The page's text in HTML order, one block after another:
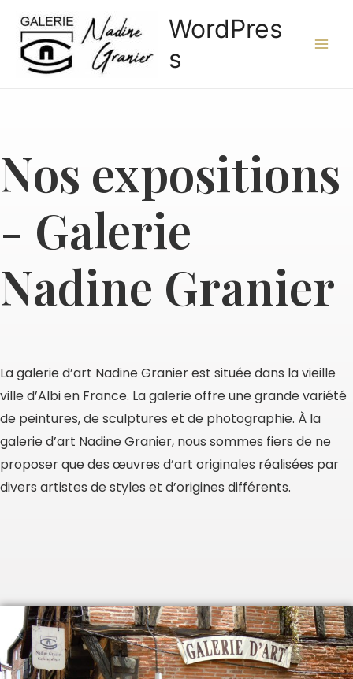
WordPres
s
Nos expositions
- Galerie
Nadine Granier
La galerie d’art Nadine Granier est située dans la vieille
ville d’Albi en France. La galerie offre une grande variété
de peintures, de sculptures et de photographie. À la
galerie d’art Nadine Granier, nous sommes fiers de ne
proposer que des œuvres d’art originales réalisées par
divers artistes de styles et d’origines différents.